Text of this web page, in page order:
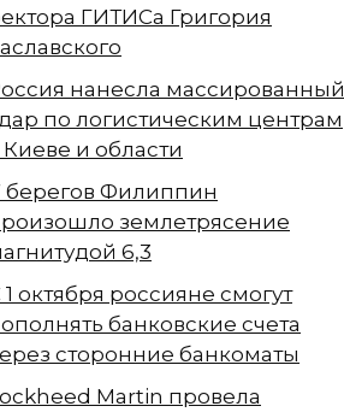
ГИТИСа Григория
нанесла массированный
по логистическим центрам
Киеве и области
берегов Филиппин
землетрясение
6,3
1 октября россияне смогут
банковские счета
сторонние банкоматы
Martin провела